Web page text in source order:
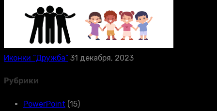
Иконки “Дружба” 31 декабря, 2023
Рубрики
PowerPoint (15)